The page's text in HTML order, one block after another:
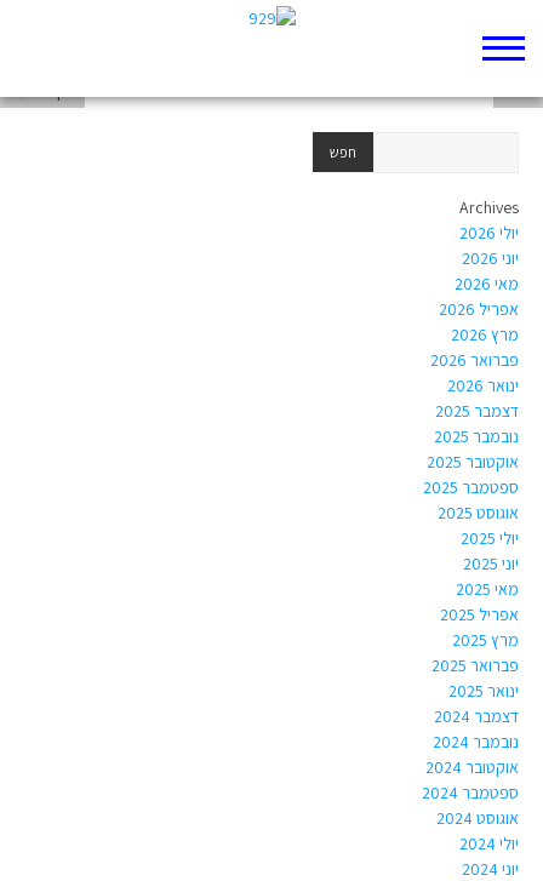
Archives
יולי 2026
יוני 2026
מאי 2026
אפריל 2026
מרץ 2026
פברואר 2026
ינואר 2026
דצמבר 2025
נובמבר 2025
אוקטובר 2025
ספטמבר 2025
אוגוסט 2025
יולי 2025
יוני 2025
מאי 2025
אפריל 2025
מרץ 2025
פברואר 2025
ינואר 2025
דצמבר 2024
נובמבר 2024
אוקטובר 2024
ספטמבר 2024
אוגוסט 2024
יולי 2024
יוני 2024